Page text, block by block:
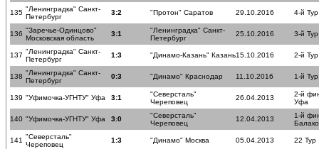
135 "Ленинградка" Санкт-
Петербург
3:2 "Протон" Саратов 29.10.2016 4-й Тур
136 "Заречье-Одинцово"
Московская область
3:1
"Ленинградка" Санкт-
Петербург
25.10.2016 3-й Тур
137 "Ленинградка" Санкт-
Петербург
1:3 "Динамо-Казань" Казань15.10.2016 2-й Тур
138 "Ленинградка" Санкт-
Петербург
0:3 "Динамо" Краснодар 11.10.2016 1-й Тур
139 "Уфимочка-УГНТУ" Уфа 3:1
"Северсталь"
Череповец
26.04.2013
2-й
Уфа
140 "Уфимочка-УГНТУ" Уфа 3:0
"Северсталь"
Череповец
12.04.2013
1-й
141 "Северсталь"
Череповец
1:3 "Динамо" Москва 05.04.2013 22 Тур